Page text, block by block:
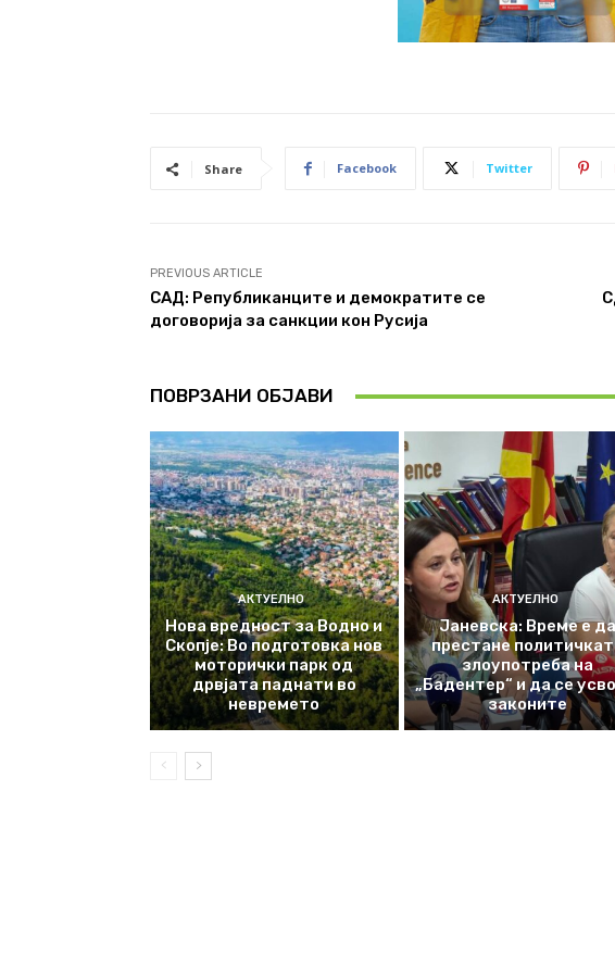
Share Facebook Twitter
PREVIOUS ARTICLE
САД: Републиканците и демократите се
договорија за санкции кон Русија
ПОВРЗАНИ ОБЈАВИ
АКТУЕЛНО
Нова вредност за Водно и
Скопје: Во подготовка нов
моторички парк од
дрвјата паднати во
невремето
АКТУЕЛНО
Јаневска: Време е
престане
злоупотреба на
„Бадентер“ и да се
законите